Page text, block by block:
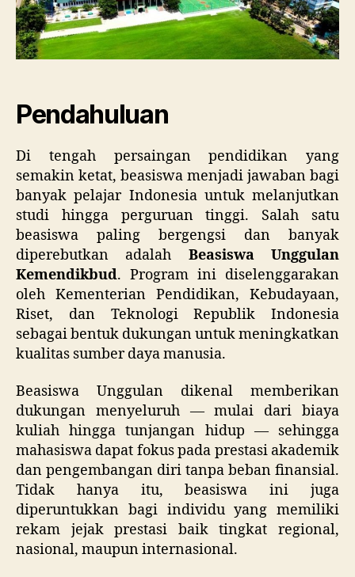
Pendahuluan
Di tengah persaingan pendidikan yang
semakin ketat, beasiswa menjadi jawaban bagi
banyak pelajar Indonesia untuk melanjutkan
studi hingga perguruan tinggi. Salah satu
beasiswa paling bergengsi dan banyak
diperebutkan adalah Beasiswa Unggulan
Kemendikbud. Program ini diselenggarakan
oleh Kementerian Pendidikan, Kebudayaan,
Riset, dan Teknologi Republik Indonesia
sebagai bentuk dukungan untuk meningkatkan
kualitas sumber daya manusia.
Beasiswa Unggulan dikenal memberikan
dukungan menyeluruh — mulai dari biaya
kuliah hingga tunjangan hidup — sehingga
mahasiswa dapat fokus pada prestasi akademik
dan pengembangan diri tanpa beban finansial.
Tidak hanya itu, beasiswa ini juga
diperuntukkan bagi individu yang memiliki
rekam jejak prestasi baik tingkat regional,
nasional, maupun internasional.